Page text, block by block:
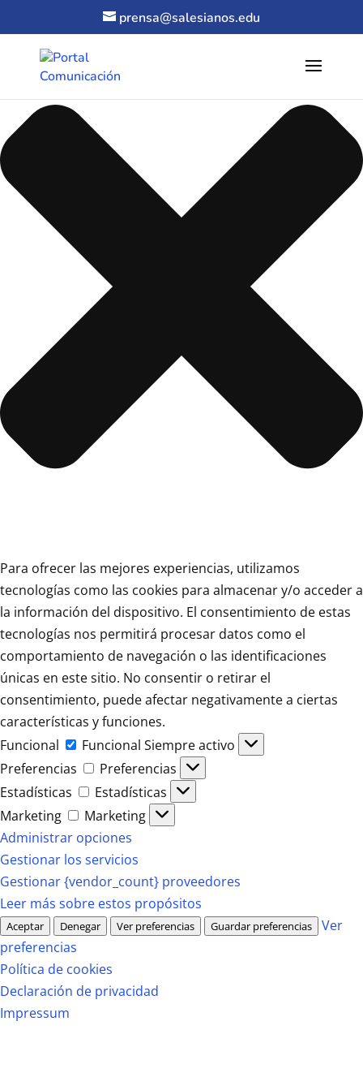
Gestionar el consentimiento de las cookies
Para ofrecer las mejores experiencias, utilizamos
tecnologías como las cookies para almacenar y/o acceder a
la información del dispositivo. El consentimiento de estas
tecnologías nos permitirá procesar datos como el
comportamiento de navegación o las identificaciones
únicas en este sitio. No consentir o retirar el
consentimiento, puede afectar negativamente a ciertas
características y funciones.
Funcional
Funcional Siempre activo
Preferencias
Preferencias
Estadísticas
Estadísticas
Marketing
Marketing
Administrar opciones
Gestionar los servicios
Gestionar {vendor_count} proveedores
Leer más sobre estos propósitos
Aceptar Denegar Ver preferencias Guardar preferencias
Ver
preferencias
Política de cookies
Declaración de privacidad
Impressum
prensa@salesianos.edu